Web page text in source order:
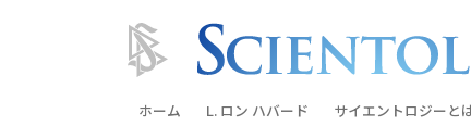
ホーム L. ロン ハバード サイエントロジーと